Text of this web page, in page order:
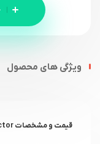
ویژگی های محصول
قیمت و مشخصات OPTOMA W400LVe Projector